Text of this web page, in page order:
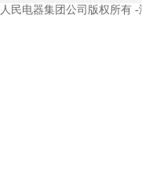
人民电器集团公司版权所有 -